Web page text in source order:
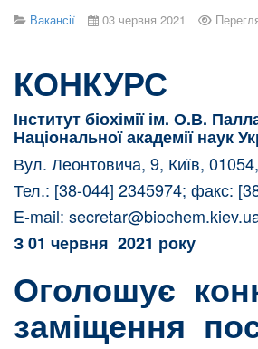
Вакансії 03 червня 2021
КОНКУРС
Інститут біохімії ім. О.В.
Національної академії наук
Вул. Леонтовича, 9, Київ,
Тел.: [38-044] 2345974; факс:
E-mail:
З01 червня 2021 року
Оголошує
заміщення